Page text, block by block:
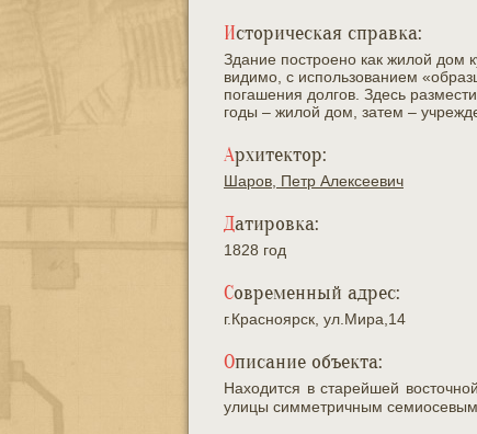
Историческая справка:
Здание построено как жилой дом
видимо, с использованием
погашения долгов. Здесь
годы – жилой дом, затем –
Архитектор:
Шаров, Петр Алексеевич
Датировка:
1828 год
Современный адрес:
г.Красноярск, ул.Мира,14
Описание объекта:
Находится в старейшей
улицы симметричным